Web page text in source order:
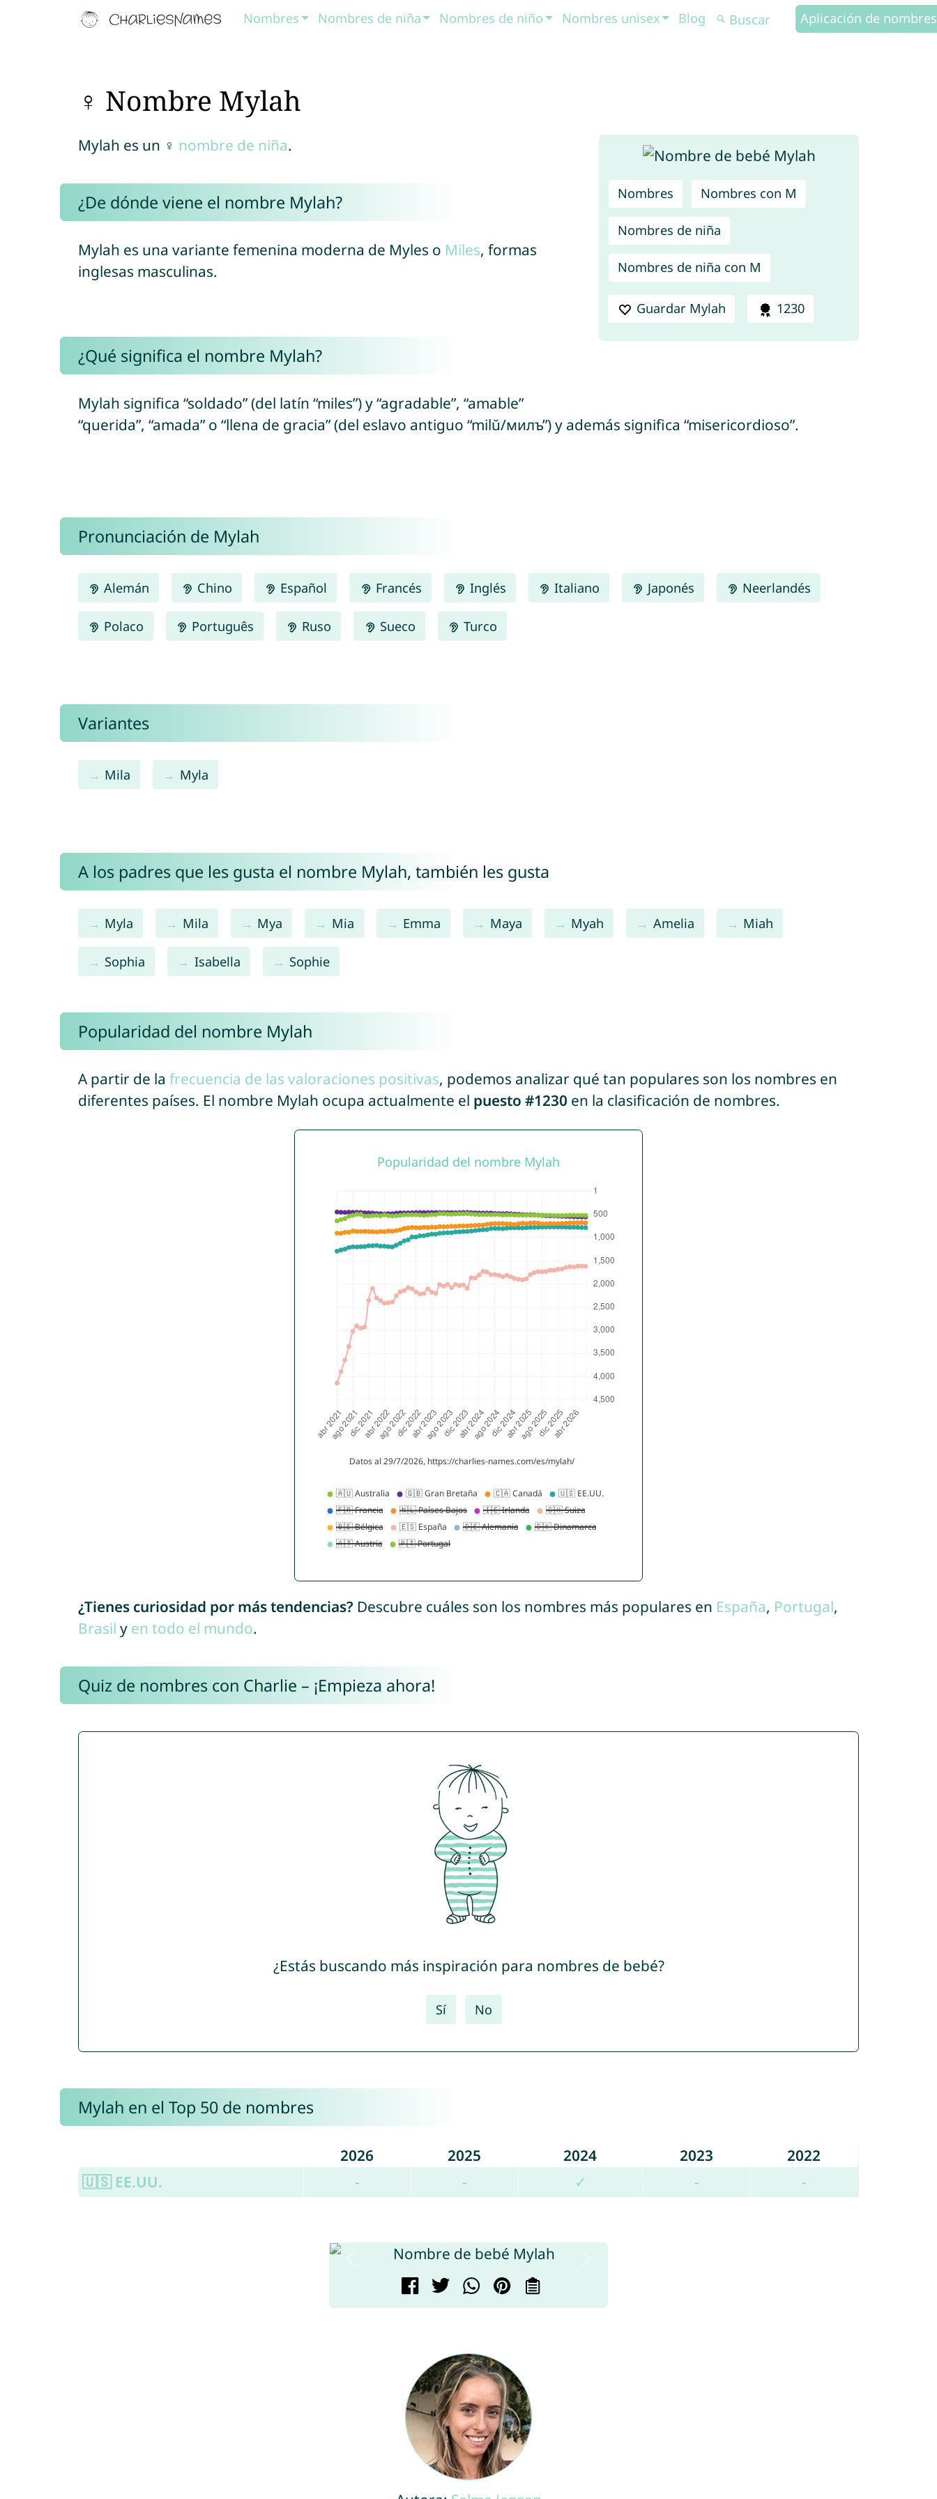
Nombres Nombres de niña Nombres de niño Nombres unisex Blog Aplicación de nombres
♀ Nombre Mylah
Nombres Nombres con M
Nombres de niña
Nombres de niña con M
Guardar Mylah 1230
Mylah es un ♀ nombre de niña.
¿De dónde viene el nombre Mylah?
Mylah es una variante femenina moderna de Myles o Miles, formas
inglesas masculinas.
¿Qué significa el nombre Mylah?
Mylah significa “soldado” (del latín “miles”) y “agradable”, “amable”
“querida”, “amada” o “llena de gracia” (del eslavo antiguo “milŭ/милъ”) y además significa “misericordioso”.
Pronunciación de Mylah
Alemán Chino Español Francés Inglés Italiano Japonés Neerlandés
Polaco Português Ruso Sueco Turco
Variantes
Mila Myla
A los padres que les gusta el nombre Mylah, también les gusta
Myla Mila Mya Mia Emma Maya Myah Amelia Miah
Sophia Isabella Sophie
Popularidad del nombre Mylah
A partir de la frecuencia de las valoraciones positivas, podemos analizar qué tan populares son los nombres en
diferentes países. El nombre Mylah ocupa actualmente el puesto #1230 en la clasificación de nombres.
¿Tienes curiosidad por más tendencias? Descubre cuáles son los nombres más populares en España, Portugal,
Brasil y en todo el mundo.
Quiz de nombres con Charlie – ¡Empieza ahora!
¿Estás buscando más inspiración para nombres de bebé?
Sí No
Mylah en el Top 50 de nombres
2026 2025 2024 2023
2022
🇺🇸 EE.UU.
- - ✓ - -